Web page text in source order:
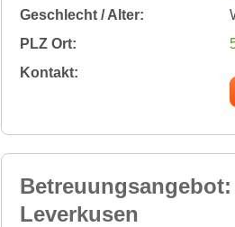
Geschlecht / Alter:
PLZ Ort:
Kontakt:
Leverkusen